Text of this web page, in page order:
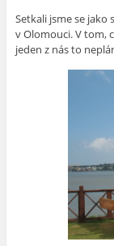
Setkali jsme se
v Olomouci. V tom,
jeden z nás to